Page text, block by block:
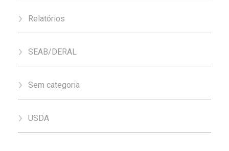
Relatórios
SEAB/DERAL
Sem categoria
USDA